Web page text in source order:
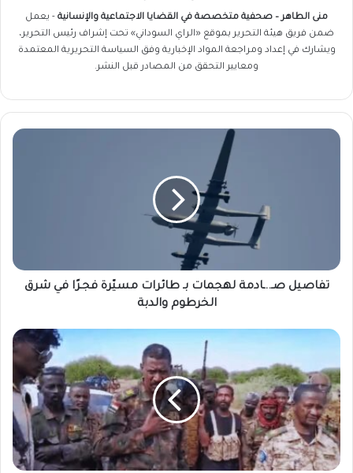
منى الطاهر – صحفية متخصصة في القضايا الاجتماعية والإنسانية - يعمل
ضمن فريق هيئة التحرير بموقع «الراي السوداني» تحت إشراف رئيس التحرير،
ويشارك في إعداد ومراجعة المواد الإخبارية وفق السياسة التحريرية المعتمدة
ومعايير التحقق من المصادر قبل النشر.
تفاصيل
شرق
الخرطوم
تفاصيل صـ..ـادمة لهجمات بـ طائرات مسيّرة فجـرًا في شرق
الخرطوم والدبة
نجاة
بأعجوبة
في
هجوم
مفاجئ
هز
شرق
الخرطوم